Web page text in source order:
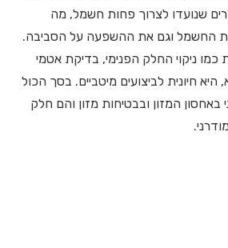
שנועדו לצרוך פחות חשמל, מה
החשמל וגם את ההשפעה על הסביבה.
ניקוי החלק הפנימי, בדיקת אטמי
חיונית לביצועים מיטביים. בסך הכול
באחסון המזון ובבטיחות מזון והם חלק